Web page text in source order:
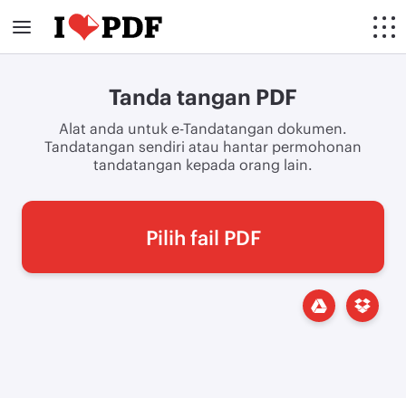
Tanda tangan PDF
Alat anda untuk e-Tandatangan dokumen.
Tandatangan sendiri atau hantar permohonan
tandatangan kepada orang lain.
Pilih fail PDF